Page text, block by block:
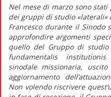
Nel mese di marzo sono
dei gruppi di studio «laterali»
Francesco durante il Sinodo
approfondire argomenti
quello del Gruppo di
fundamentalis institutionis
sinodale missionaria,
aggiornamento
Non volendo riscrivere